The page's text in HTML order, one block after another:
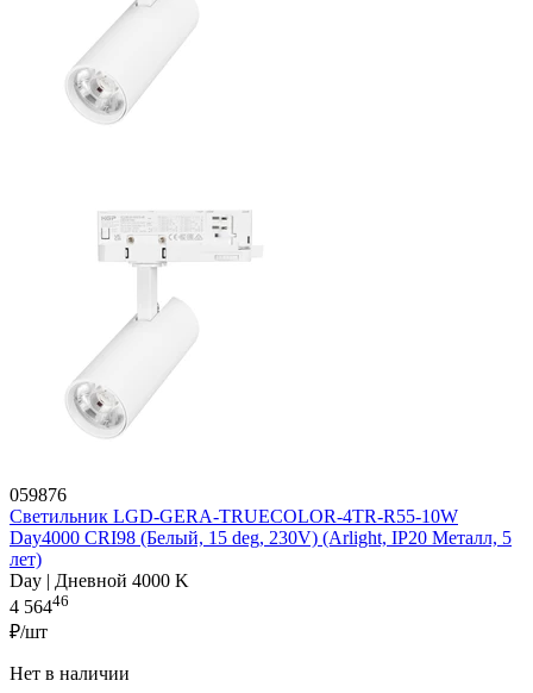
059876
Светильник LGD-GERA-TRUECOLOR-4TR-R55-10W
Day4000 CRI98 (Белый, 15 deg, 230V) (Arlight, IP20 Металл, 5
лет)
Day | Дневной 4000 K
4 56446
₽/шт
Нет в наличии